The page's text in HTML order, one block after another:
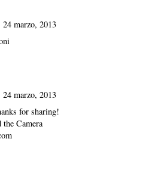
24 marzo, 2013
24 marzo, 2013
for sharing!
Camera